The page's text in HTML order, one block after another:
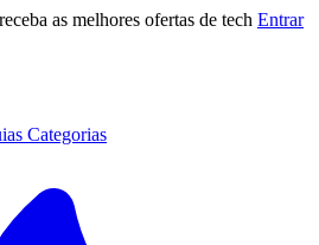
as melhores ofertas de tech Entrar
Categorias